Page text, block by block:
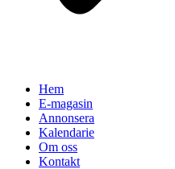
Hem
E-magasin
Annonsera
Kalendarie
Om oss
Kontakt